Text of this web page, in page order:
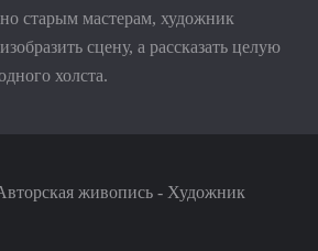
старым мастерам, художник
сцену, а рассказать целую
холста.